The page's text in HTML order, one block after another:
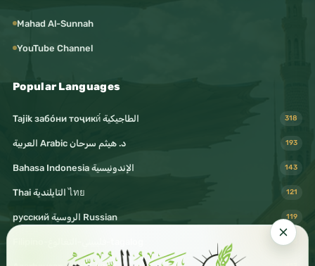
Mahad Al-Sunnah
YouTube Channel
Popular Languages
Tajik забо́ни тоҷикӣ́ الطاجيكية 318
د. هيثم سرحان Arabic العربية 193
Bahasa Indonesia الإندونيسية 143
Thai التايلندية ไทย 121
русский الروسية Russian 119
116